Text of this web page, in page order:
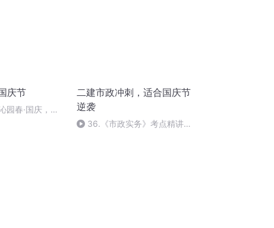
庆节
园春·国庆，朗
二建市政冲刺，适合国庆节
逆袭
36.《市政实务》考点精讲第